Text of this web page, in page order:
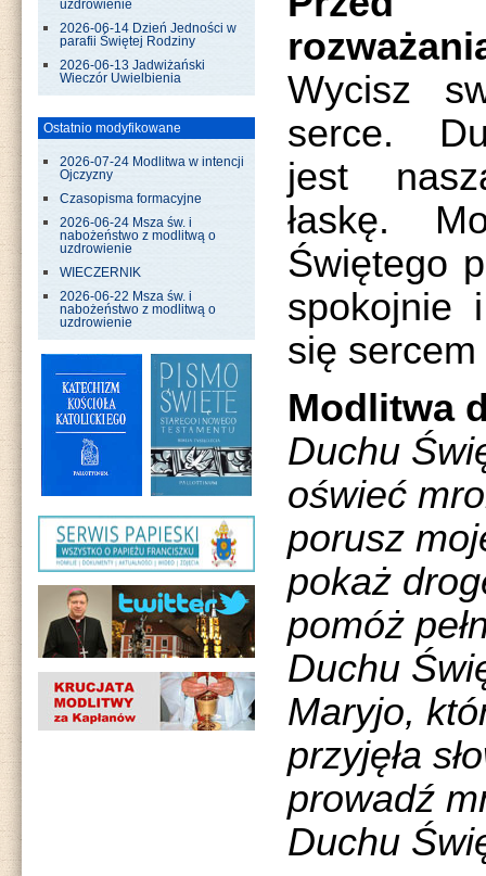
uzdrowienie
2026-06-14 Dzień Jedności w
parafii Świętej Rodziny
2026-06-13 Jadwiżański
Wieczór Uwielbienia
Ostatnio modyfikowane
2026-07-24 Modlitwa w intencji
Ojczyzny
Czasopisma formacyjne
2026-06-24 Msza św. i
nabożeństwo z modlitwą o
uzdrowienie
WIECZERNIK
2026-06-22 Msza św. i
nabożeństwo z modlitwą o
uzdrowienie
Wycisz
serce.
jest
łaskę.
Świętego
spokojnie
się
Modlitwa
Duchu
oświeć
porusz
pokaż
pomóż
Duchu
Maryjo,
przyjęła
prowadź
Duchu